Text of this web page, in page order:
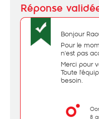
Bonjour
Pour le
n'est pas
Merci pour
Toute
besoin.
8